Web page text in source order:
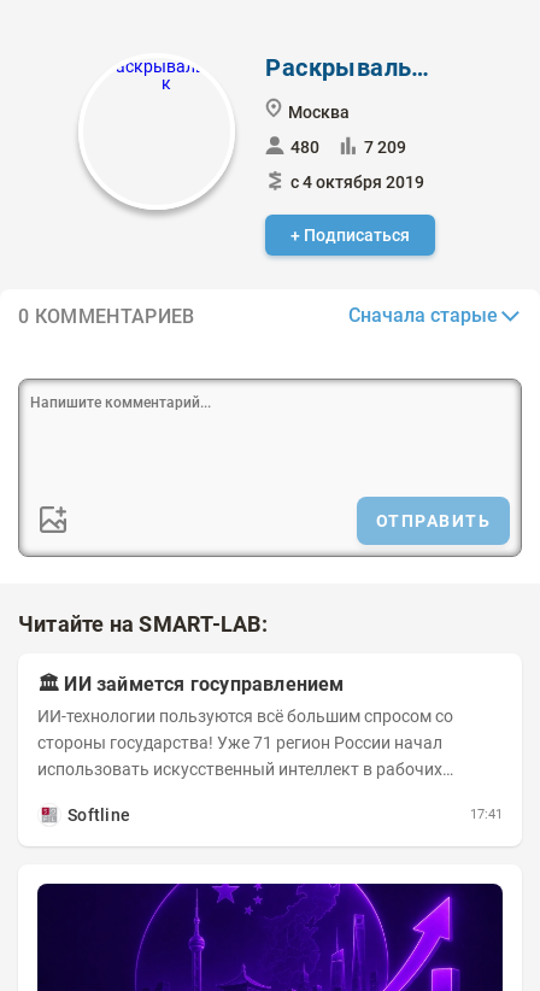
Раскрывальщик
Москва
480
7 209
с 4 октября 2019
+ Подписаться
0 КОММЕНТАРИЕВ Сначала старые
ОТПРАВИТЬ
Читайте на SMART-LAB:
🏛️ ИИ займется госуправлением
ИИ-технологии пользуются всё большим спросом со
стороны государства! Уже 71 регион России начал
использовать искусственный интеллект в рабочих
Softline
17:41